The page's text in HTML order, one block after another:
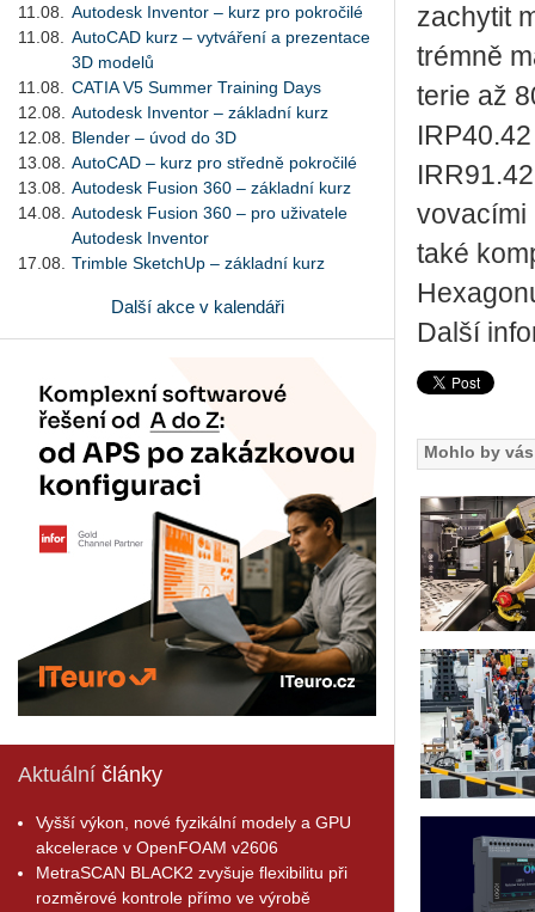
11.08.
Autodesk Inventor – kurz pro pokročilé
11.08.
AutoCAD kurz – vytváření a prezentace
3D modelů
11.08.
CATIA V5 Summer Training Days
12.08.
Autodesk Inventor – základní kurz
12.08.
Blender – úvod do 3D
13.08.
AutoCAD – kurz pro středně pokročilé
13.08.
Autodesk Fusion 360 – základní kurz
14.08.
Autodesk Fusion 360 – pro uživatele
Autodesk Inventor
17.08.
Trimble SketchUp – základní kurz
Další akce v kalendáři
Aktuální články
Vyšší výkon, nové fyzikální modely a GPU
akcelerace v OpenFOAM v2606
MetraSCAN BLACK2 zvyšuje flexibilitu při
rozměrové kontrole přímo ve výrobě
za­chy­tit
trém­ně
te­rie až
vo­va­cí­mi
také
Další
Mohlo by